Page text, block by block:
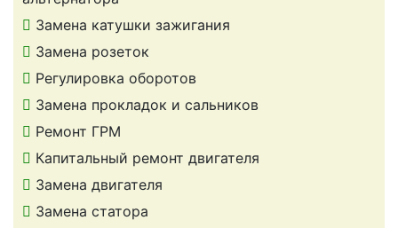
Замена катушки зажигания
Замена розеток
Регулировка оборотов
Замена прокладок и сальников
Ремонт ГРМ
Капитальный ремонт двигателя
Замена двигателя
Замена статора